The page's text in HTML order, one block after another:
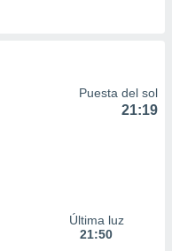
Puesta del sol
21:19
Última luz
21:50